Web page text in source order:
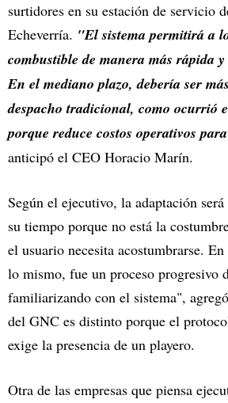
surtidores en su estación de servicio
Echeverría. "El sistema permitirá a
combustible de manera más rápida
En el mediano plazo, debería ser
despacho tradicional, como ocurrió
porque reduce costos operativos
anticipó el CEO Horacio Marín.
Según el ejecutivo, la adaptación
su tiempo porque no está la
el usuario necesita acostumbrarse.
lo mismo, fue un proceso progresivo
familiarizando con el sistema",
del GNC es distinto porque el
exige la presencia de un playero.
Otra de las empresas que piensa